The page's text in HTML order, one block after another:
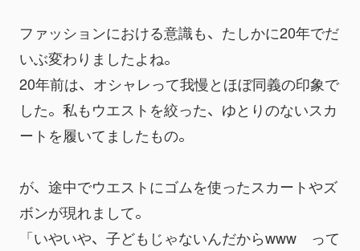
ファッションにおける意識も、たしかに20年でだ
いぶ変わりましたよね。
20年前は、オシャレって我慢とほぼ同義の印象で
した。私もウエストを絞った、ゆとりのないスカ
ートを履いてましたもの。
が、途中でウエストにゴムを使ったスカートやズ
ボンが現れまして。
「いやいや、子どもじゃないんだからwww　って